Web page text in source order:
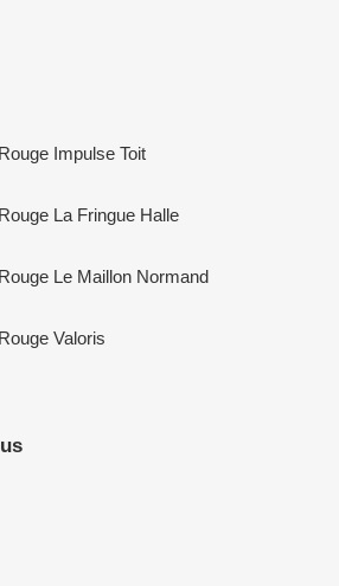
Impulse Toit
La Fringue Halle
Le Maillon Normand
Valoris